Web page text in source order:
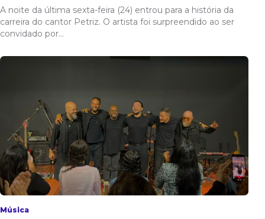
A noite da última sexta-feira (24) entrou para a história da
carreira do cantor Petriz. O artista foi surpreendido ao ser
convidado por…
Música